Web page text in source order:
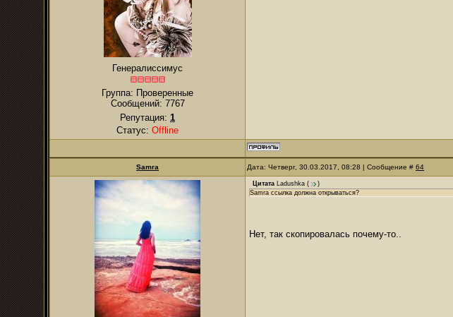
Генералиссимус
Группа: Проверенные
Сообщений: 7767
Репутация: 1
Статус: Offline
Samra Дата: Четверг, 30.03.2017, 08:28 | Сообщение # 64
Цитата Ladushka (
)
Samra ссылка должна открываться?
Нет, так скопировалась почему-то..